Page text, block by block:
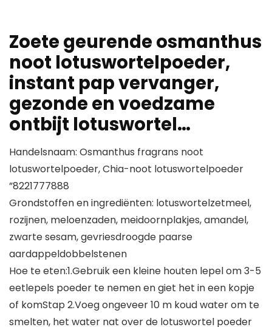
Zoete geurende osmanthus
noot lotuswortelpoeder,
instant pap vervanger,
gezonde en voedzame
ontbijt lotuswortel…
Handelsnaam: Osmanthus fragrans noot
lotuswortelpoeder, Chia-noot lotuswortelpoeder
”8221777888
Grondstoffen en ingrediënten: lotuswortelzetmeel,
rozijnen, meloenzaden, meidoornplakjes, amandel,
zwarte sesam, gevriesdroogde paarse
aardappeldobbelstenen
Hoe te eten:1.Gebruik een kleine houten lepel om 3-5
eetlepels poeder te nemen en giet het in een kopje
of komStap 2.Voeg ongeveer 10 m koud water om te
smelten, het water nat over de lotuswortel poeder